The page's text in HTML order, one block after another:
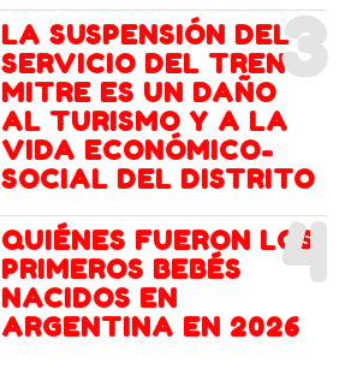
3
LA SUSPENSIÓN DEL
SERVICIO DEL TREN
MITRE ES UN DAÑO
AL TURISMO Y A LA
VIDA ECONÓMICO-
SOCIAL DEL DISTRITO
4
QUIÉNES FUERON LOS
PRIMEROS BEBÉS
NACIDOS EN
ARGENTINA EN 2026